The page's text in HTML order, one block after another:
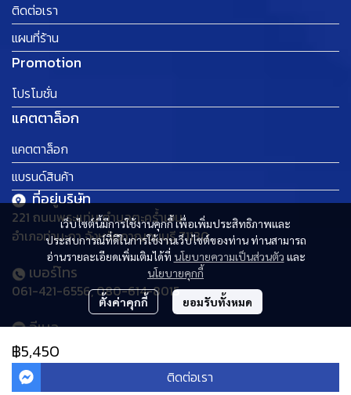
฿5,450
ติดต่อเรา
เว็บไซต์นี้มีการใช้งานคุกกี้ เพื่อเพิ่มประสิทธิภาพและ
ประสบการณ์ที่ดีในการใช้งานเว็บไซต์ของท่าน ท่านสามารถ
อ่านรายละเอียดเพิ่มเติมได้ที่ นโยบายความเป็นส่วนตัว และ
นโยบายคุกกี้
ตั้งค่าคุกกี้ ยอมรับทั้งหมด
ติดต่อเรา
แผนที่ร้าน
Promotion
โปรโมชั่น
แคตตาล็อก
แคตตาล็อก
แบรนด์สินค้า
ที่อยู่บริษัท
221 ถนนพระแท่น ตำบลตะคร้ำเอน
อำเภอท่ามะกา จังหวัดกาญจนบุรี 71130
เบอร์โทร
061-421-6556, 080-614-8015
อีเมล
thaideehomemart@gmail.com